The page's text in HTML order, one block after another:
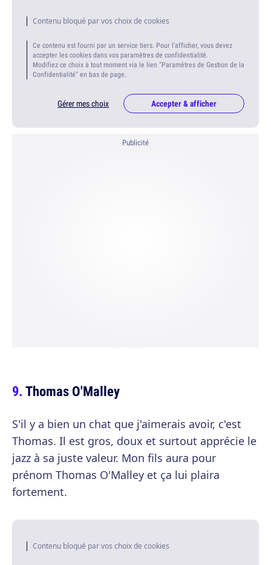
Contenu bloqué par vos choix de cookies
Ce contenu est fourni par un service tiers. Pour l'afficher, vous devez
accepter les cookies dans vos paramètres de confidentialité.
Modifiez ce choix à tout moment via le lien "Paramètres de Gestion de la
Confidentialité" en bas de page.
Gérer mes choix Accepter & afficher
Publicité
Thomas O'Malley
S'il y a bien un chat que j'aimerais avoir, c'est
Thomas. Il est gros, doux et surtout apprécie le
jazz à sa juste valeur. Mon fils aura pour
prénom Thomas O'Malley et ça lui plaira
fortement.
Contenu bloqué par vos choix de cookies